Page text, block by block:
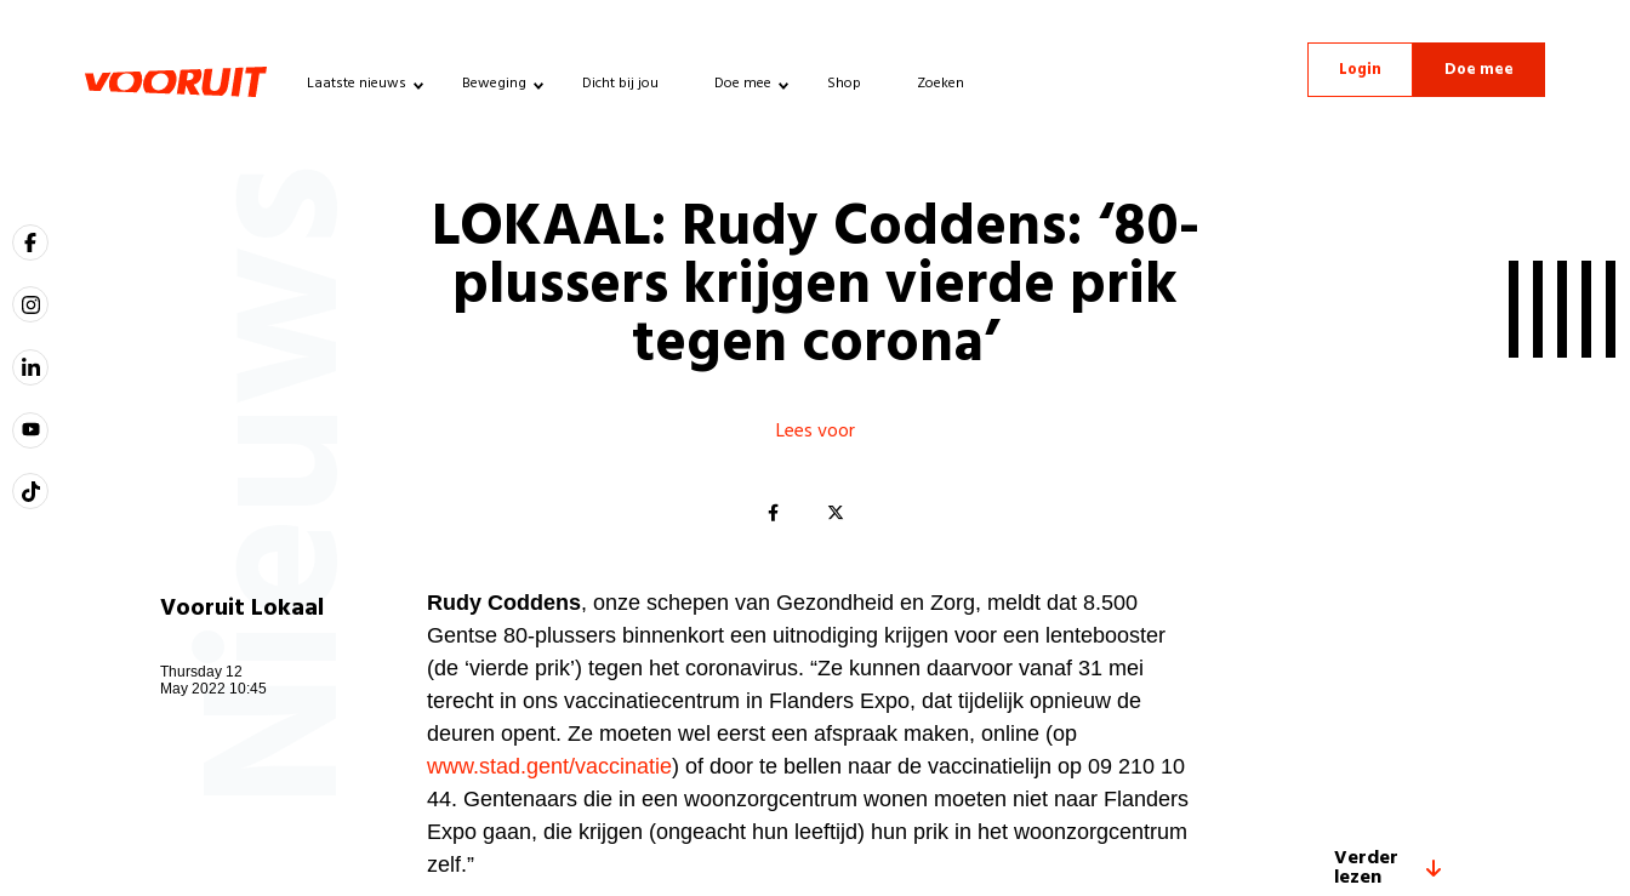
Laatste nieuws Beweging Dicht bij jou Doe mee Shop Zoeken
Login Doe mee
NieuwsLOKAAL: Rudy Coddens: ‘80-
plussers krijgen vierde prik
tegen corona’
Lees voor
Vooruit Lokaal
Thursday 12
May 2022 10:45
Rudy Coddens, onze schepen van Gezondheid en Zorg, meldt dat 8.500
Gentse 80-plussers binnenkort een uitnodiging krijgen voor een lentebooster
(de ‘vierde prik’) tegen het coronavirus. “Ze kunnen daarvoor vanaf 31 mei
terecht in ons vaccinatiecentrum in Flanders Expo, dat tijdelijk opnieuw de
deuren opent. Ze moeten wel eerst een afspraak maken, online (op
www.stad.gent/vaccinatie) of door te bellen naar de vaccinatielijn op 09 210 10
44. Gentenaars die in een woonzorgcentrum wonen moeten niet naar Flanders
Expo gaan, die krijgen (ongeacht hun leeftijd) hun prik in het woonzorgcentrum
zelf.”
Verder
lezen